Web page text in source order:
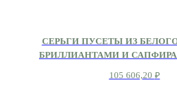
СЕРЬГИ ПУСЕТЫ ИЗ
БРИЛЛИАНТАМИ И
105 606,20 ₽